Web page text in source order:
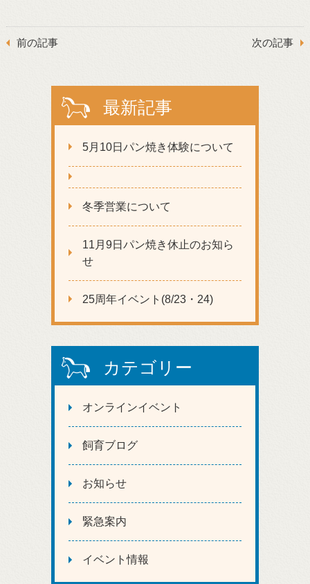
前の記事 次の記事
最新記事
5月10日パン焼き体験について
冬季営業について
11月9日パン焼き休止のお知ら
せ
25周年イベント(8/23・24)
カテゴリー
オンラインイベント
飼育ブログ
お知らせ
緊急案内
イベント情報